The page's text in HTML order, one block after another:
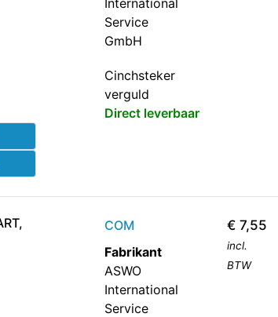
International
Service
GmbH
Cinchsteker
verguld
Direct leverbaar
COM
Fabrikant
ASWO
International
Service
€ 7,55
incl.
BTW